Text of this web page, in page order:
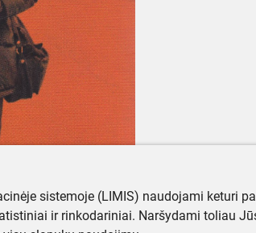
sistemoje (LIMIS) naudojami keturi
ir rinkodariniai. Naršydami toliau